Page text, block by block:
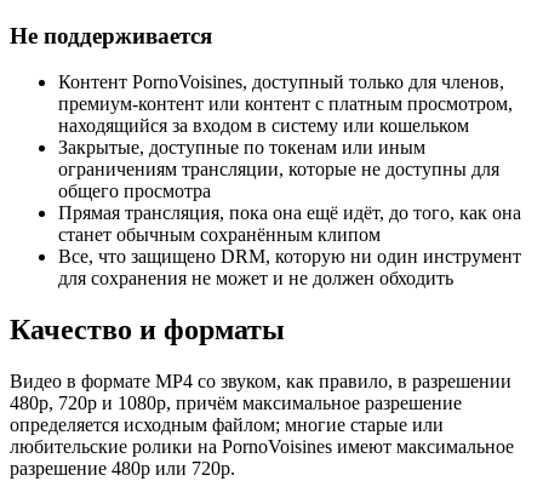
Не поддерживается
Контент PornoVoisines, доступный только для членов,
премиум-контент или контент с платным просмотром,
находящийся за входом в систему или кошельком
Закрытые, доступные по токенам или иным
ограничениям трансляции, которые не доступны для
общего просмотра
Прямая трансляция, пока она ещё идёт, до того, как она
станет обычным сохранённым клипом
Все, что защищено DRM, которую ни один инструмент
для сохранения не может и не должен обходить
Качество и форматы
Видео в формате MP4 со звуком, как правило, в разрешении
480p, 720p и 1080p, причём максимальное разрешение
определяется исходным файлом; многие старые или
любительские ролики на PornoVoisines имеют максимальное
разрешение 480p или 720p.